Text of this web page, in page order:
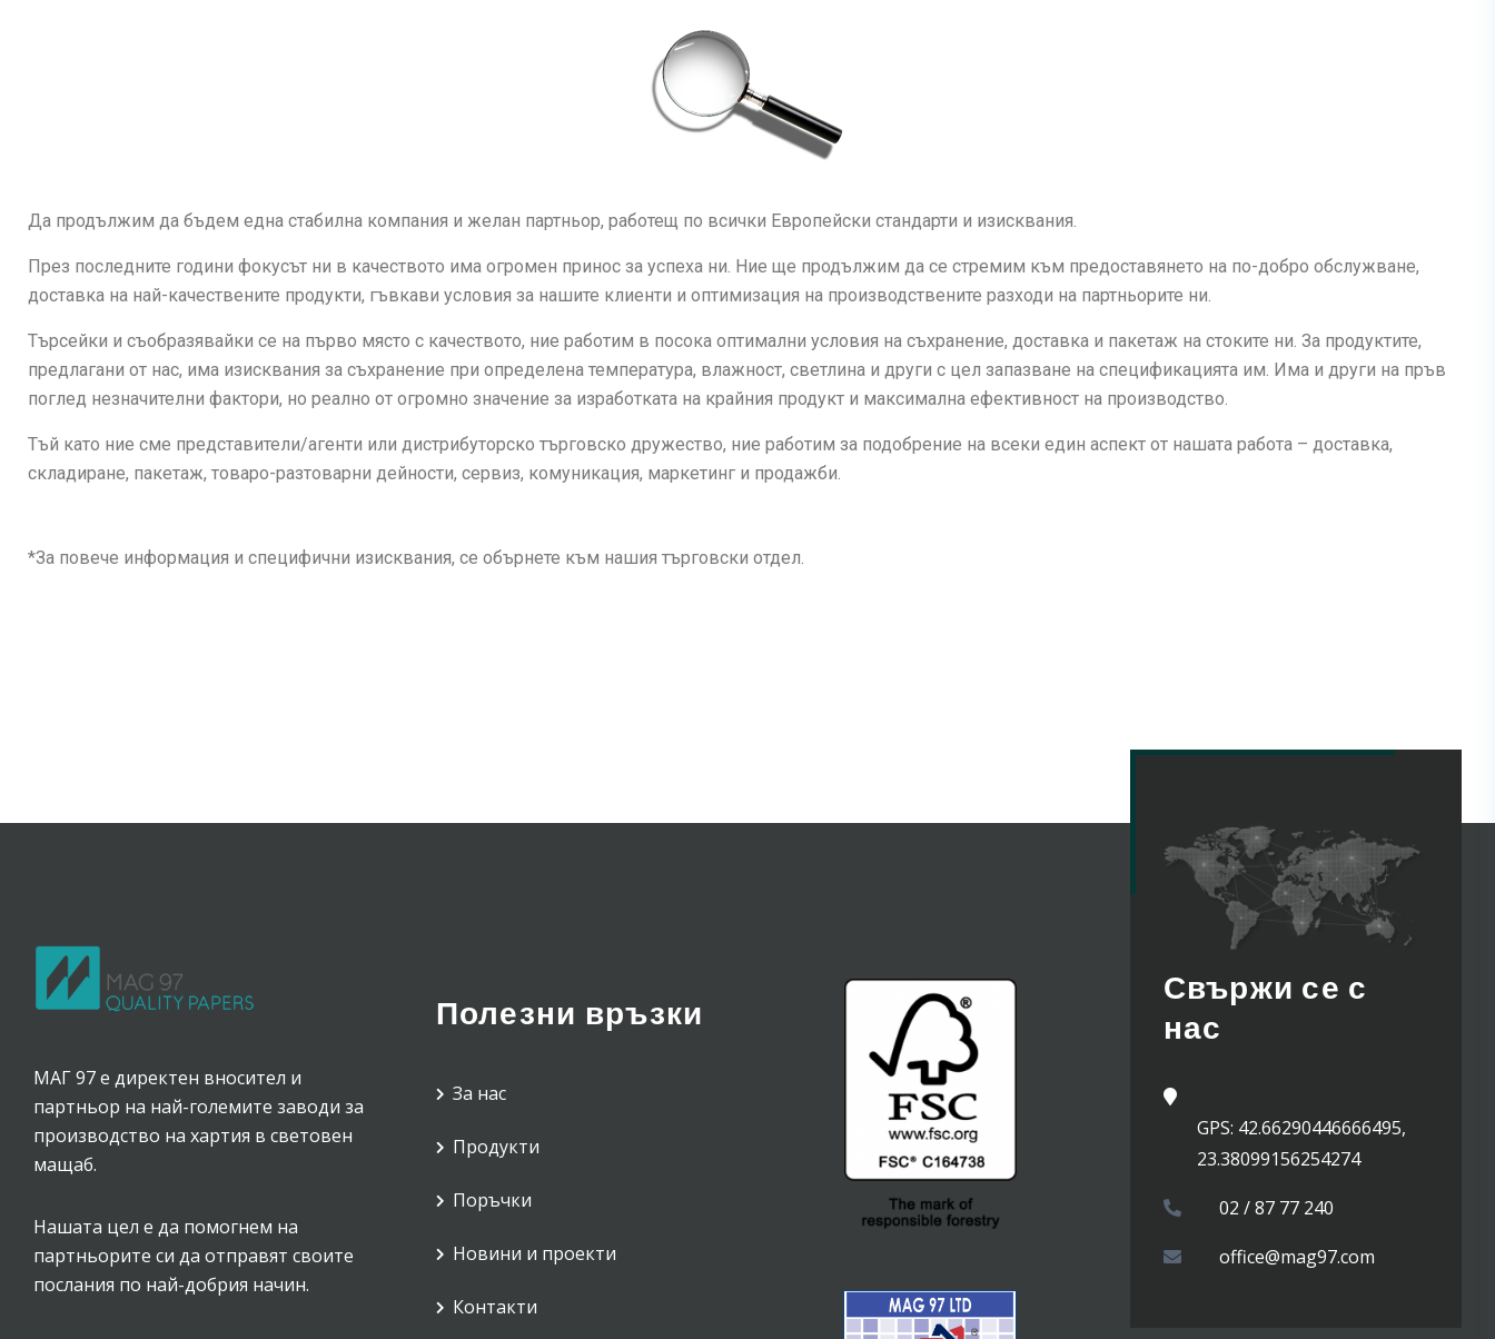
Да продължим да бъдем една стабилна компания и желан партньор, работещ по всички Европейски стандарти и изисквания.
През последните години фокусът ни в качеството има огромен принос за успеха ни. Ние ще продължим да се стремим към предоставянето на по-добро обслужване,
доставка на най-качествените продукти, гъвкави условия за нашите клиенти и оптимизация на производствените разходи на партньорите ни.
Търсейки и съобразявайки се на първо място с качеството, ние работим в посока оптимални условия на съхранение, доставка и пакетаж на стоките ни. За продуктите,
предлагани от нас, има изисквания за съхранение при определена температура, влажност, светлина и други с цел запазване на спецификацията им. Има и други на пръв
поглед незначителни фактори, но реално от огромно значение за изработката на крайния продукт и максимална ефективност на производство.
Тъй като ние сме представители/агенти или дистрибуторско търговско дружество, ние работим за подобрение на всеки един аспект от нашата работа – доставка,
складиране, пакетаж, товаро-разтоварни дейности, сервиз, комуникация, маркетинг и продажби.
*За повече информация и специфични изисквания, се обърнете към нашия търговски отдел.
МАГ 97 е директен вносител и
партньор на най-големите заводи за
производство на хартия в световен
мащаб.
Нашата цел е да помогнем на
партньорите си да отправят своите
послания по най-добрия начин.
Полезни връзки
За нас
Продукти
Поръчки
Новини и проекти
Контакти
Свържи се с
нас
GPS: 42.66290446666495,
23.38099156254274
02 / 87 77 240
office@mag97.com